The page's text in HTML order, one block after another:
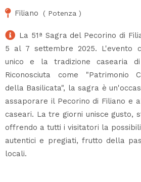
Filiano ( Potenza )
La 51ª Sagra del Pecorino di
5 al 7 settembre 2025. L'evento
unico e la tradizione casearia
Riconosciuta come "Patrimonio
della Basilicata", la sagra è
assaporare il Pecorino di Filiano e
caseari. La tre giorni unisce gusto,
offrendo a tutti i visitatori la
autentici e pregiati, frutto della
locali.